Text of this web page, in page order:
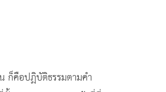
ก็คือปฏิบัติธรรมตามคำ